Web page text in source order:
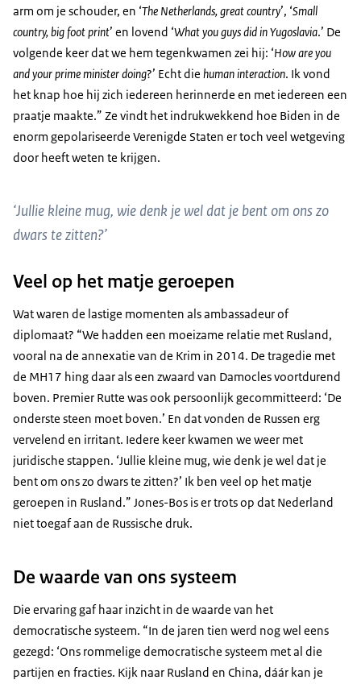
arm om je schouder, en ‘The Netherlands, great country’, ‘Small
country, big foot print’ en lovend ‘What you guys did in Yugoslavia.’ De
volgende keer dat we hem tegenkwamen zei hij: ‘How are you
and your prime minister doing?’ Echt die human interaction. Ik vond
het knap hoe hij zich iedereen herinnerde en met iedereen een
praatje maakte.” Ze vindt het indrukwekkend hoe Biden in de
enorm gepolariseerde Verenigde Staten er toch veel wetgeving
door heeft weten te krijgen.
‘Jullie kleine mug, wie denk je wel dat je bent om ons zo
dwars te zitten?’
Veel op het matje geroepen
Wat waren de lastige momenten als ambassadeur of
diplomaat? “We hadden een moeizame relatie met Rusland,
vooral na de annexatie van de Krim in 2014. De tragedie met
de MH17 hing daar als een zwaard van Damocles voortdurend
boven. Premier Rutte was ook persoonlijk gecommitteerd: ‘De
onderste steen moet boven.’ En dat vonden de Russen erg
vervelend en irritant. Iedere keer kwamen we weer met
juridische stappen. ‘Jullie kleine mug, wie denk je wel dat je
bent om ons zo dwars te zitten?’ Ik ben veel op het matje
geroepen in Rusland.” Jones-Bos is er trots op dat Nederland
niet toegaf aan de Russische druk.
De waarde van ons systeem
Die ervaring gaf haar inzicht in de waarde van het
democratische systeem. “In de jaren tien werd nog wel eens
gezegd: ‘Ons rommelige democratische systeem met al die
partijen en fracties. Kijk naar Rusland en China, dáár kan je